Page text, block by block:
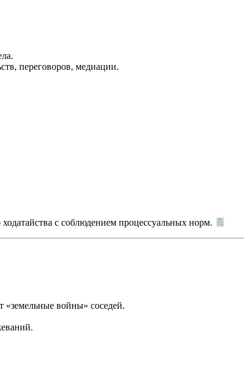
переговоров, медиации.
с соблюдением процессуальных норм.
войны» соседей.